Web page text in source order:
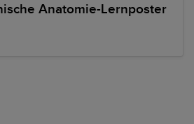
Anatomie-Lernposter